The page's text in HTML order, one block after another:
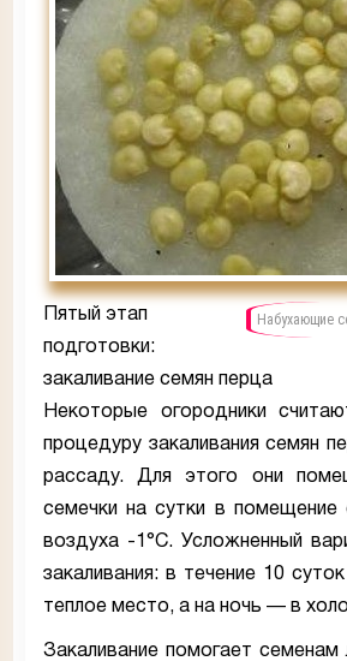
Набухающие
Пятый этап
подготовки:
закаливание семян перца
Некоторые огородники
процедуру закаливания семян
рассаду. Для этого они
семечки на сутки в помещение
воздуха -1°С. Усложненный
закаливания: в течение 10
теплое место, а на ночь — в
Закаливание помогает семенам